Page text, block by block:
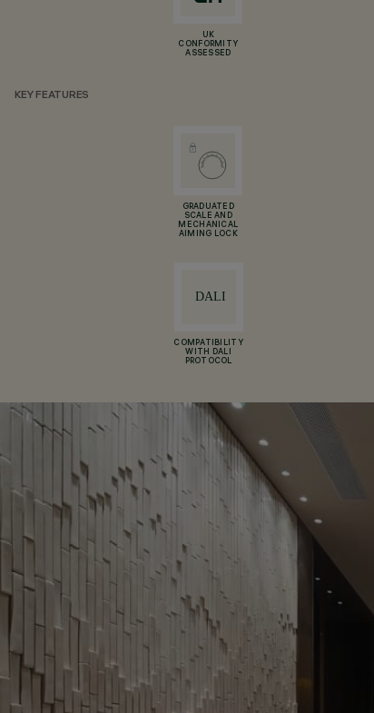
UK
CONFORMITY
ASSESSED
KEY FEATURES
GRADUATED
SCALE AND
MECHANICAL
AIMING LOCK
COMPATIBILITY
WITH DALI
PROTOCOL